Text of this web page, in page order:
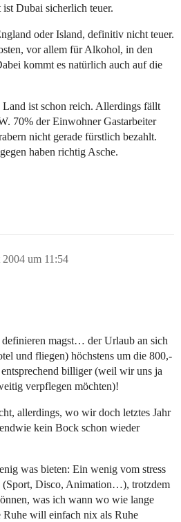
Dubai sicherlich teuer.
oder Island, definitiv nicht teuer.
vor allem für Alkohol, in den
kommt es natürlich auch auf die
ist schon reich. Allerdings fällt
70% der Einwohner Gastarbeiter
nicht gerade fürstlich bezahlt.
haben richtig Asche.
um 11:54
magst… der Urlaub an sich
und fliegen) höchstens um die 800,-
billiger (weil wir uns ja
verpflegen möchten)!
allerdings, wo wir doch letztes Jahr
kein Bock schon wieder
was bieten: Ein wenig vom stress
(Sport, Disco, Animation…), trotzdem
was ich wann wo wie lange
Ruhe will einfach nix als Ruhe